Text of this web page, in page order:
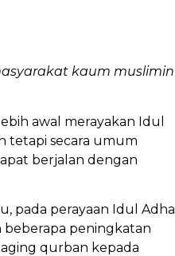
kaum muslimin
awal merayakan Idul
tetapi secara umum
berjalan dengan
pada perayaan Idul Adha
beberapa peningkatan
qurban kepada